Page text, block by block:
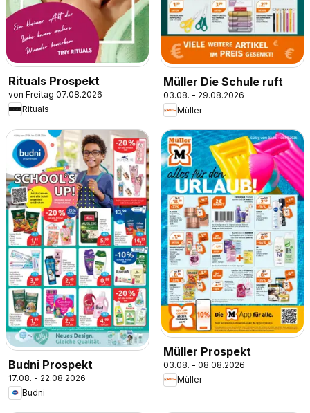
Rituals Prospekt
von Freitag 07.08.2026
Rituals
Müller Die Schule ruft
03.08. - 29.08.2026
Müller
Budni Prospekt
17.08. - 22.08.2026
Budni
Müller Prospekt
03.08. - 08.08.2026
Müller